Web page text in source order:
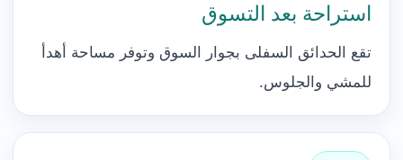
استراحة بعد التسوق
تقع الحدائق السفلى بجوار السوق وتوفر مساحة أهدأ
للمشي والجلوس.